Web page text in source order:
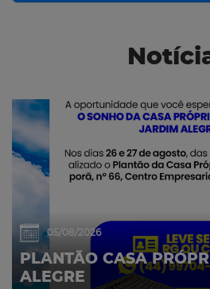
05/08/2026
PLANTÃO CASA
ALEGRE